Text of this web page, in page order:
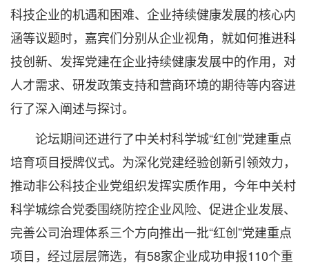
科技企业的机遇和困难、企业持续健康发展的核心内
涵等议题时，嘉宾们分别从企业视角，就如何推进科
技创新、发挥党建在企业持续健康发展中的作用，对
人才需求、研发政策支持和营商环境的期待等内容进
行了深入阐述与探讨。
论坛期间还进行了中关村科学城“红创”党建重点
培育项目授牌仪式。为深化党建经验创新引领效力，
推动非公科技企业党组织发挥实质作用，今年中关村
科学城综合党委围绕防控企业风险、促进企业发展、
完善公司治理体系三个方向推出一批“红创”党建重点
项目，经过层层筛选，有58家企业成功申报110个重